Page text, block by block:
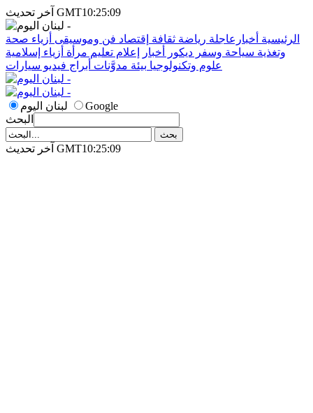
آخر تحديث GMT10:25:09
الرئيسية أخبارعاجلة رياضة ثقافة إقتصاد فن وموسيقى أزياء صحة
وتغذية سياحة وسفر ديكور أخبار إعلام تعليم مرأة أزياء إسلامية
علوم وتكنولوجيا بيئة مدوَّنات أبراج فيديو سيارات
لبنان اليوم
Google
البحث
آخر تحديث GMT10:25:09